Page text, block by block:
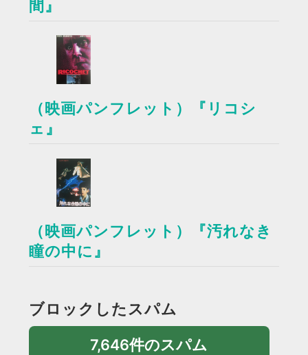
間』
（映画パンフレット）『リコシ
ェ』
（映画パンフレット）『汚れなき
瞳の中に』
ブロックしたスパム
7,646件のスパム